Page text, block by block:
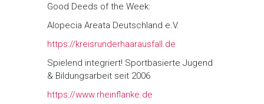
Good Deeds of the Week:
Alopecia Areata Deutschland e.V.
https://kreisrunderhaarausfall.de
Spielend integriert! Sportbasierte Jugend
& Bildungsarbeit seit 2006
https://www.rheinflanke.de